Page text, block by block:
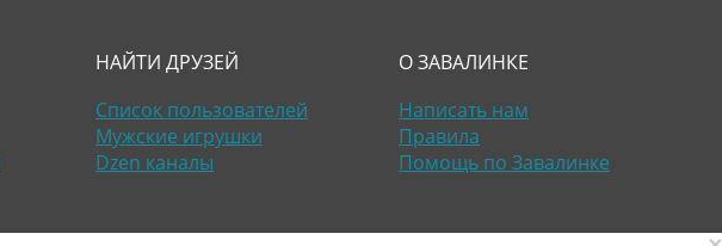
НАЙТИ ДРУЗЕЙ
Список пользователей
Мужские игрушки
Dzen каналы
О ЗАВАЛИНКЕ
Написать нам
Правила
Помощь по Завалинке